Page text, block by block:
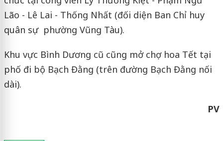
Lão - Lê Lai - Thống Nhất (đối diện Ban Chỉ huy
quân sự phường Vũng Tàu).
Khu vực Bình Dương cũ cũng mở chợ hoa Tết tại
phố đi bộ Bạch Đằng (trên đường Bạch Đằng nối
dài).
PV